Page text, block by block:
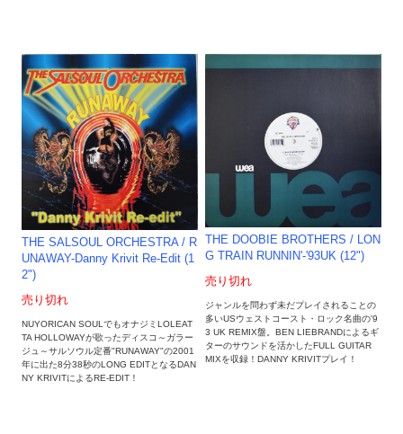
THE SALSOUL ORCHESTRA / R
UNAWAY-Danny Krivit Re-Edit (1
2")
売り切れ
NUYORICAN SOULでもオナジミLOLEAT
TA HOLLOWAYが歌ったディスコ～ガラー
ジュ～サルソウル定番"RUNAWAY"の2001
年に出た8分38秒のLONG EDITとなるDAN
NY KRIVITによるRE-EDIT！
THE DOOBIE BROTHERS / LON
G TRAIN RUNNIN'-'93UK (12")
売り切れ
ジャンルを問わず未だプレイされることの
多いUSウェストコースト・ロック名曲の'9
3 UK REMIX盤。BEN LIEBRANDによるギ
ターのサウンドを活かしたFULL GUITAR
MIXを収録！DANNY KRIVITプレイ！